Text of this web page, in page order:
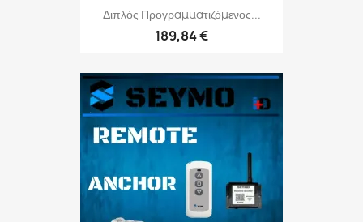
Διπλός Προγραμματιζόμενος...
189,84 €